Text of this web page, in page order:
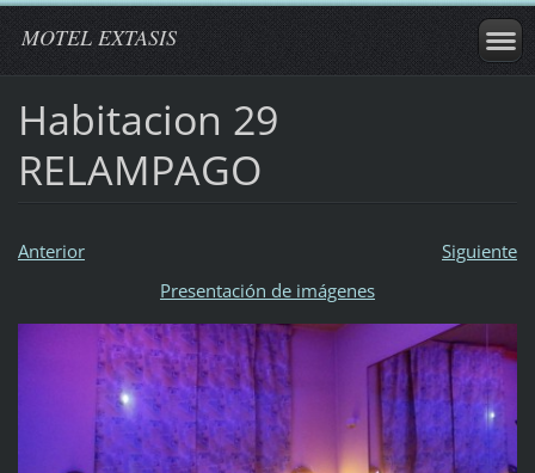
MOTEL EXTASIS
Habitacion 29
RELAMPAGO
Anterior
Siguiente
Presentación de imágenes